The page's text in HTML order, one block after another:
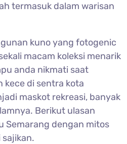
termasuk dalam warisan
kuno yang fotogenic
macam koleksi menarik
anda nikmati saat
kece di sentra kota
maskot rekreasi, banyak
Berikut ulasan
Semarang dengan mitos